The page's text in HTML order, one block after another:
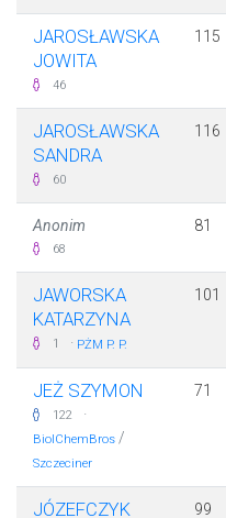
JAROSŁAWSKA
JOWITA
46
115
JAROSŁAWSKA
SANDRA
60
116
Anonim
68
81
JAWORSKA
KATARZYNA
1 · PŻM P. P.
101
JEŻ SZYMON
122 ·
BiolChemBros /
Szczeciner
71
JÓZEFCZYK
99